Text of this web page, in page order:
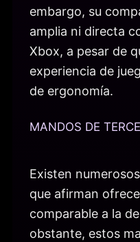
embargo, su
amplia ni directa
Xbox, a pesar de
experiencia de
de ergonomía.
MANDOS DE
Existen
que afirman
comparable a la
obstante, estos